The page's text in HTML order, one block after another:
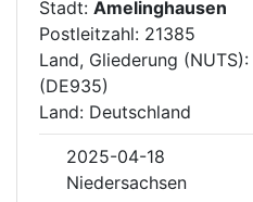
Stadt: Amelinghausen
Postleitzahl: 21385
Land, Gliederung
(DE935)
Land: Deutschland
2025-04-18
Niedersachsen